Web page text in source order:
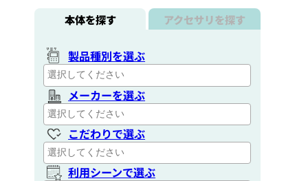
本体を探す アクセサリを探す
製品種別を選ぶ
メーカーを選ぶ
こだわりで選ぶ
利用シーンで選ぶ